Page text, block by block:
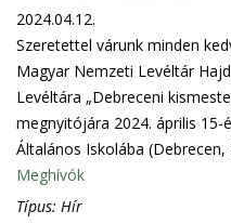
2024.04.12.
Szeretettel várunk minden
Magyar Nemzeti Levéltár
Levéltára „Debreceni
megnyitójára 2024. április 15-
Általános Iskolába
Meghívók
Típus: Hír